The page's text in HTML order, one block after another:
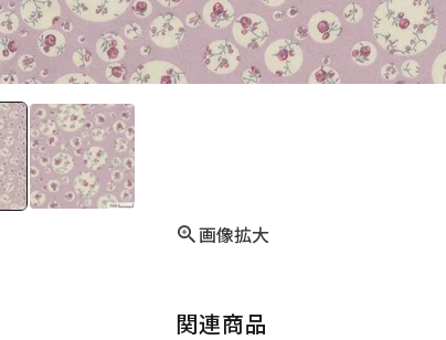
画像拡大
関連商品